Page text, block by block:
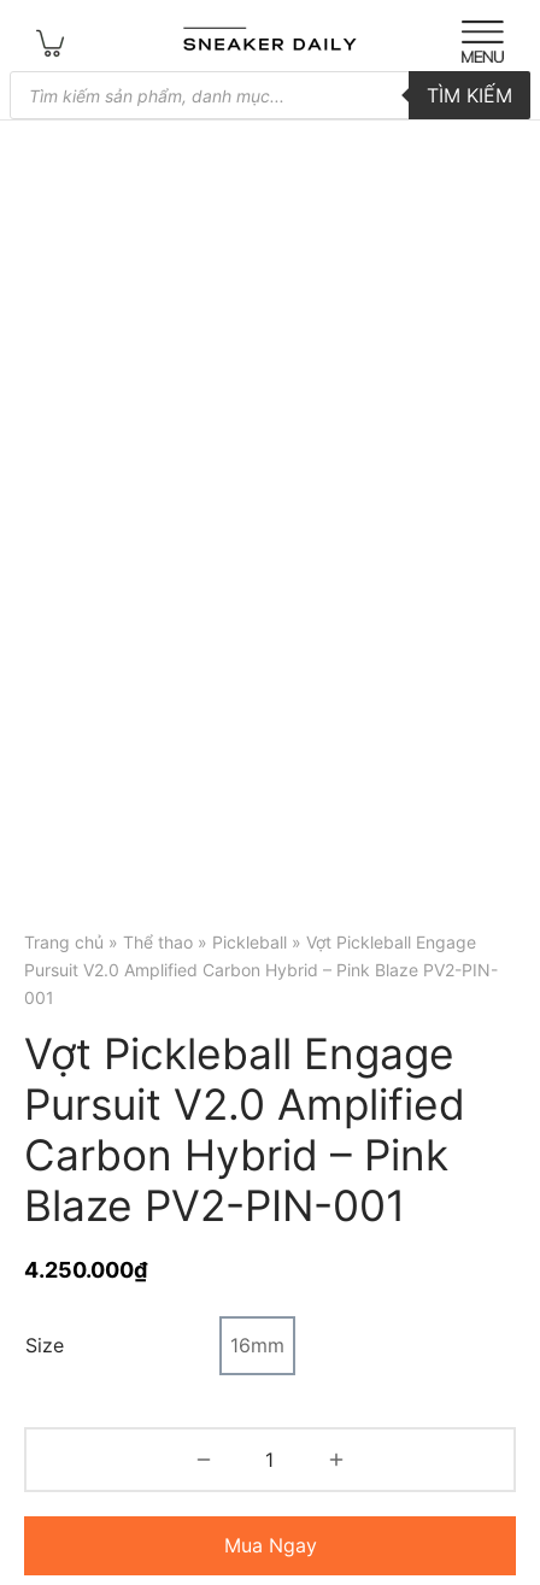
Tìm
kiếm
sản
TÌM KIẾM
Trang chủ » Thể thao » Pickleball » Vợt Pickleball Engage
Pursuit V2.0 Amplified Carbon Hybrid – Pink Blaze PV2-PIN-
001
Vợt Pickleball Engage
Pursuit V2.0 Amplified
Carbon Hybrid – Pink
Blaze PV2-PIN-001
4.250.000₫
Size 16mm
Mua Ngay